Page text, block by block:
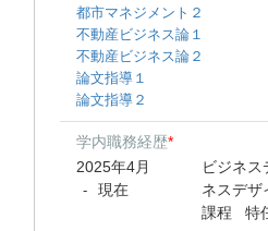
都市マネジメント２
不動産ビジネス論１
不動産ビジネス論２
論文指導１
論文指導２
学内職務経歴*
2025年4月
- 現在
ビジネ
ネスデザ
課程 特